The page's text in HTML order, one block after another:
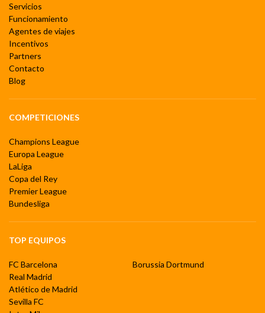
Servicios
Funcionamiento
Agentes de viajes
Incentivos
Partners
Contacto
Blog
COMPETICIONES
Champions League
Europa League
LaLiga
Copa del Rey
Premier League
Bundesliga
TOP EQUIPOS
FC Barcelona
Real Madrid
Atlético de Madrid
Sevilla FC
Borussia Dortmund